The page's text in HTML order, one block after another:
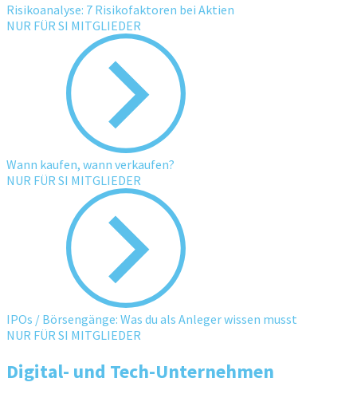
Risikoanalyse: 7 Risikofaktoren bei Aktien
NUR FÜR SI MITGLIEDER
Wann kaufen, wann verkaufen?
NUR FÜR SI MITGLIEDER
IPOs / Börsengänge: Was du als Anleger wissen musst
NUR FÜR SI MITGLIEDER
Digital- und Tech-Unternehmen